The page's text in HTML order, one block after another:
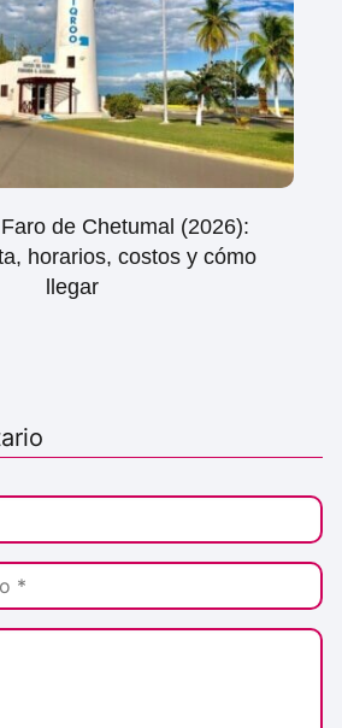
de Chetumal (2026):
horarios, costos y cómo
llegar